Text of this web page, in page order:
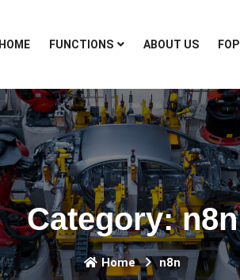
HOME FUNCTIONS ABOUT US FOP
Category:n8n
Home n8n